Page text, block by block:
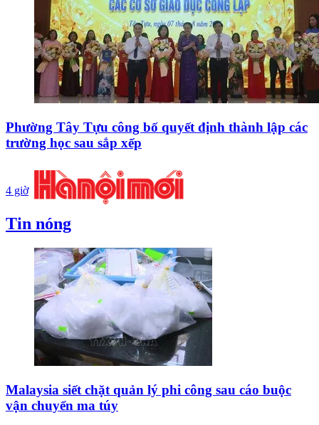
Phường Tây Tựu công bố quyết định thành lập các
trường học sau sắp xếp
4 giờ
Tin nóng
Malaysia siết chặt quản lý phi công sau cáo buộc
vận chuyển ma túy